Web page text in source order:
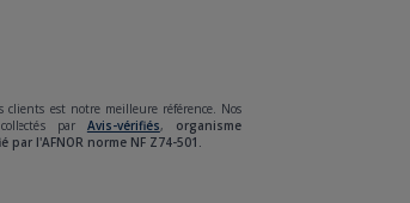
clients est notre meilleure référence. Nos
par Avis-vérifiés, organisme
l'AFNOR norme NF Z74-501.